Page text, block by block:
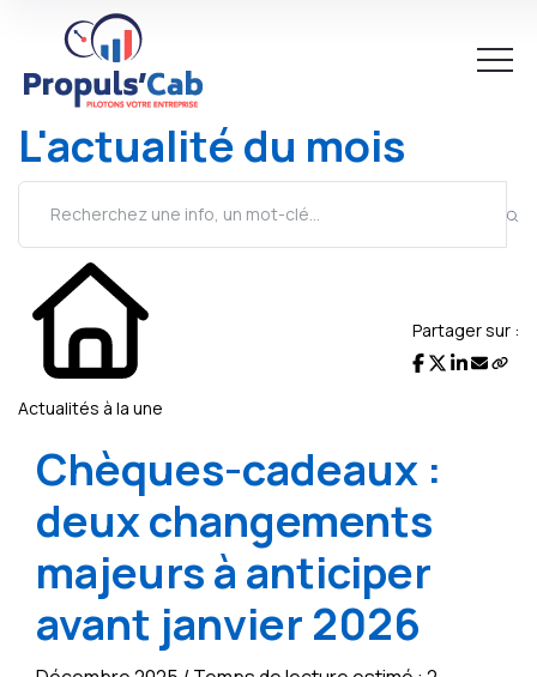
L'actualité du mois
Actualités à la une
Partager sur :
Chèques-cadeaux :
deux changements
majeurs à anticiper
avant janvier 2026